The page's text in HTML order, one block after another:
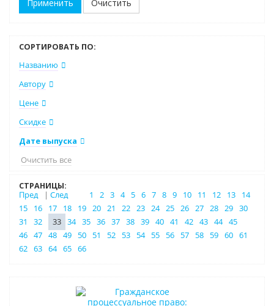
Очистить
СОРТИРОВАТЬ ПО:
Названию
Автору
Цене
Скидке
Дате выпуска
Очистить все
СТРАНИЦЫ:
Пред
| След 1 2 3 4 5 6 7 8 9 10 11 12 13
14
15
16 17 18 19 20 21 22 23 24 25 26 27 28 29 30
31
32 33 34 35 36 37 38 39 40 41 42 43 44 45
46 47 48 49 50 51 52 53 54 55 56 57 58 59 60 61
62 63 64 65 66
Нет в наличии